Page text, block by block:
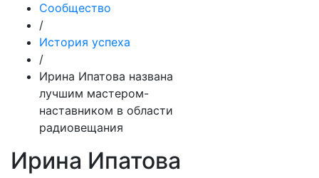
Сообщество
/
История успеха
/
Ирина Ипатова названа
лучшим мастером-
наставником в области
радиовещания
Ирина Ипатова